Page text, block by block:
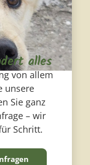
alles
von allem
unsere
Sie ganz
– wir
Schritt.